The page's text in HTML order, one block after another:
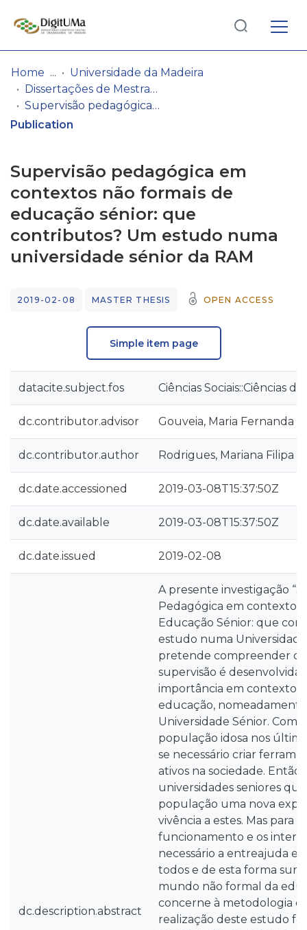
Communities
& Collections
Entities
Statistics
Log
In(current)
Home
Universidade da Madeira
Dissertações de Mestrado
Supervisão pedagógica em contextos não formais de educação sénior: que contributos? Um estudo numa universidade sénior da RAM
Publication
Supervisão pedagógica em
contextos não formais de
educação sénior: que
contributos? Um estudo numa
universidade sénior da RAM
2019-02-08 MASTER THESIS OPEN ACCESS
Simple item page
datacite.subject.fos Ciências Sociais::Ciências
dc.contributor.advisor Gouveia, Maria Fernanda
dc.contributor.author Rodrigues, Mariana Filipa
dc.date.accessioned 2019-03-08T15:37:50Z
dc.date.available 2019-03-08T15:37:50Z
dc.date.issued 2019-02-08
dc.description.abstract
A presente investigação
Pedagógica em contextos
Educação Sénior: que
estudo numa Universidade
pretende compreender
supervisão é desenvolvida
importância em contextos
educação,
Universidade Sénior. Com
população idosa nos
se necessário criar
ativos na sociedade. Então
universidades seniores
população uma nova
vivência a estes. Mas para
funcionamento e os
necessário a entreajuda e
todos e de esta forma
mundo não formal da
concerne à metodologia
realização deste estudo